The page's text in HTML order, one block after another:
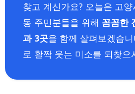
찾고 계신가요? 오늘은 고
동 주민분들을 위해 꼼꼼한
과 3곳을 함께 살펴보겠습
로 활짝 웃는 미소를 되찾으